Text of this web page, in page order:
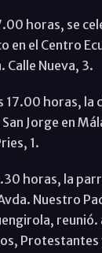
horas, se
en el Centro
Calle Nueva, 3.
17.00 horas, la
Jorge en
1.
horas, la
Nuestro
reunió.
Protestantes